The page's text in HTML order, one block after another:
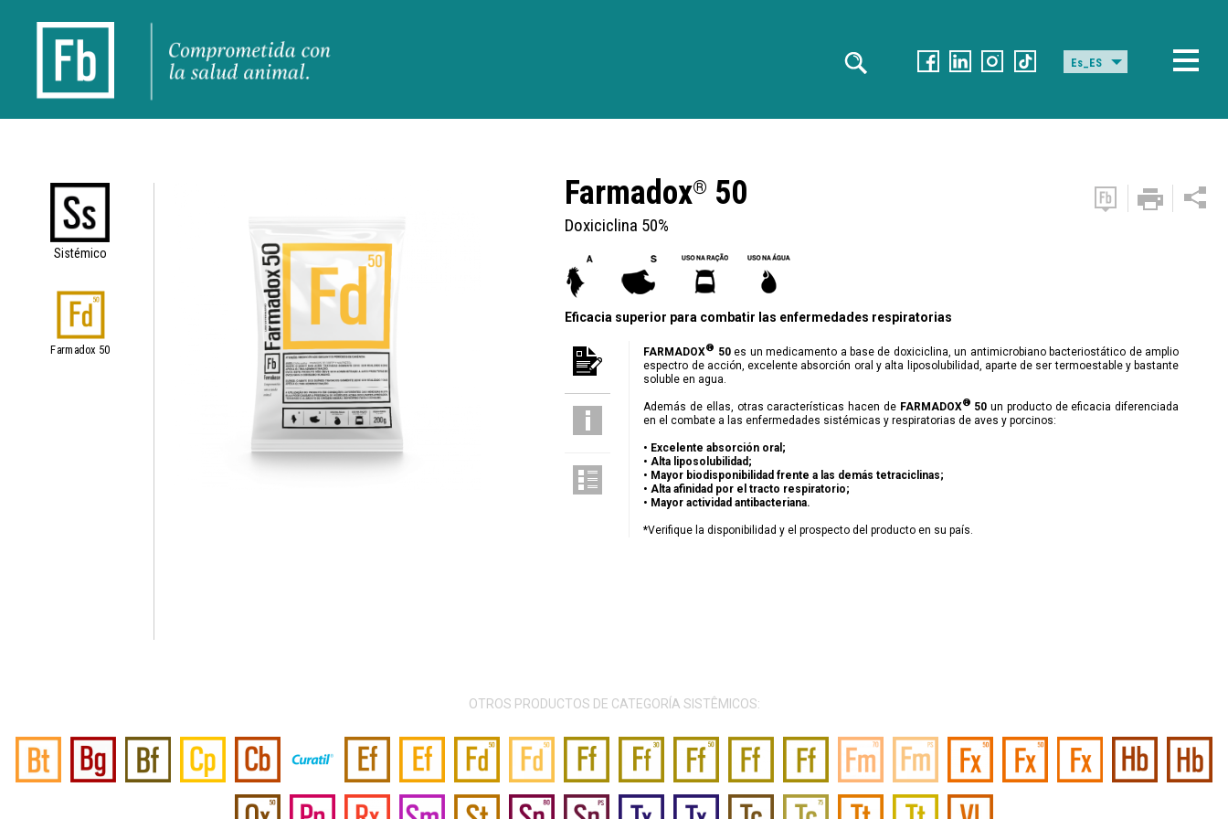
Es_ES
Sistémico
Farmadox 50
Farmadox® 50
Doxiciclina 50%
Eficacia superior para combatir las enfermedades respiratorias
FARMADOX® 50es un medicamento a base de doxiciclina, un antimicrobiano bacteriostático de amplio
espectro de acción, excelente absorción oral y alta liposolubilidad, aparte de ser termoestable y bastante
soluble en agua.
Además de ellas, otras características hacen de FARMADOX® 50 un producto de eficacia diferenciada
en el combate a las enfermedades sistémicas y respiratorias de aves y porcinos:
• Excelente absorción oral;
• Alta liposolubilidad;
• Mayor biodisponibilidad frente a las demás tetraciclinas;
• Alta afinidad por el tracto respiratorio;
• Mayor actividad antibacteriana.
*Verifique la disponibilidad y el prospecto del producto en su país.
OTROS PRODUCTOS DE CATEGORÍA SISTÊMICOS: